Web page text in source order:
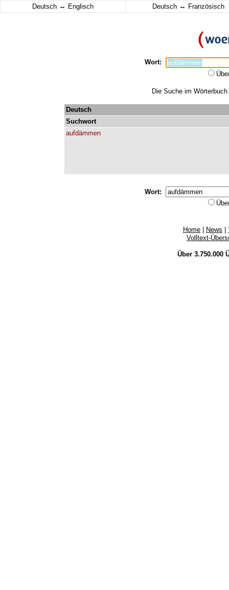
Deutsch ↔ Englisch Deutsch ↔ Französisch
Wort:
Die Suche im
Deutsch
Suchwort
aufdämmen
Wort:
Home News
Volltext-
Über 3.750.000